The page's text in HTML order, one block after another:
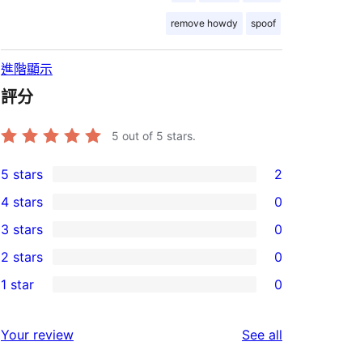
remove howdy spoof
進階顯示
評分
5 out of 5 stars.
2
5-
star
reviews
5 stars 2
4-
star
reviews
4 stars 0
0
3-
star
3 stars 0
2-
reviews
2 stars 0
1 star 0
Your review See all